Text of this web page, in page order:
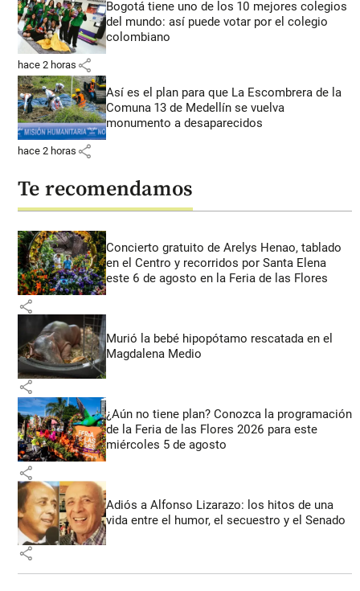
Bogotá tiene uno de los 10 mejores colegios
del mundo: así puede votar por el colegio
colombiano
hace 2 horas share
Así es el plan para que La Escombrera de la
Comuna 13 de Medellín se vuelva
monumento a desaparecidos
hace 2 horas share
Te recomendamos
Concierto gratuito de Arelys Henao, tablado
en el Centro y recorridos por Santa Elena
este 6 de agosto en la Feria de las Flores
share
Murió la bebé hipopótamo rescatada en el
Magdalena Medio
share
¿Aún no tiene plan? Conozca la programación
de la Feria de las Flores 2026 para este
miércoles 5 de agosto
share
Adiós a Alfonso Lizarazo: los hitos de una
vida entre el humor, el secuestro y el Senado
share